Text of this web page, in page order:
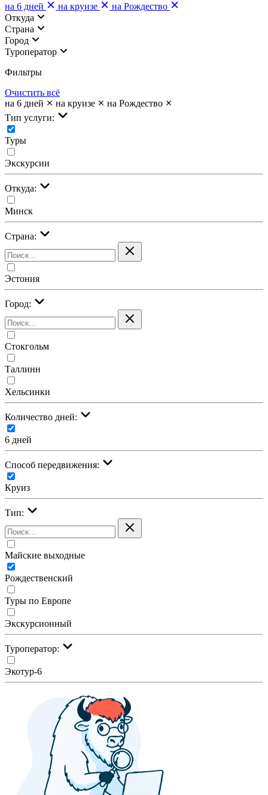
на 6 дней
на круизе
на Рождество
Откуда
Страна
Город
Туроператор
Фильтры
Очистить всё
на 6 дней
на круизе
на Рождество
Тип услуги:
Туры
Экскурсии
Откуда:
Минск
Страна:
Эстония
Город:
Стокгольм
Таллинн
Хельсинки
Количество дней:
6 дней
Cпособ передвижения:
Круиз
Тип:
Майские выходные
Рождественский
Туры по Европе
Экскурсионный
Туроператор:
Экотур-6